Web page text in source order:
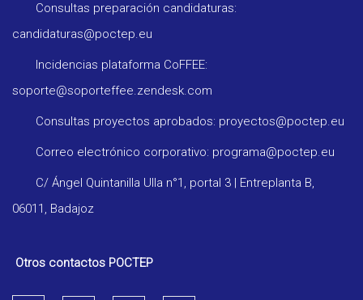
Consultas preparación candidaturas:
candidaturas@poctep.eu
Incidencias plataforma CoFFEE:
soporte@soporteffee.zendesk.com
Consultas proyectos aprobados: proyectos@poctep.eu
Correo electrónico corporativo: programa@poctep.eu
C/ Ángel Quintanilla Ulla n°1, portal 3 | Entreplanta B,
06011, Badajoz
Otros contactos POCTEP